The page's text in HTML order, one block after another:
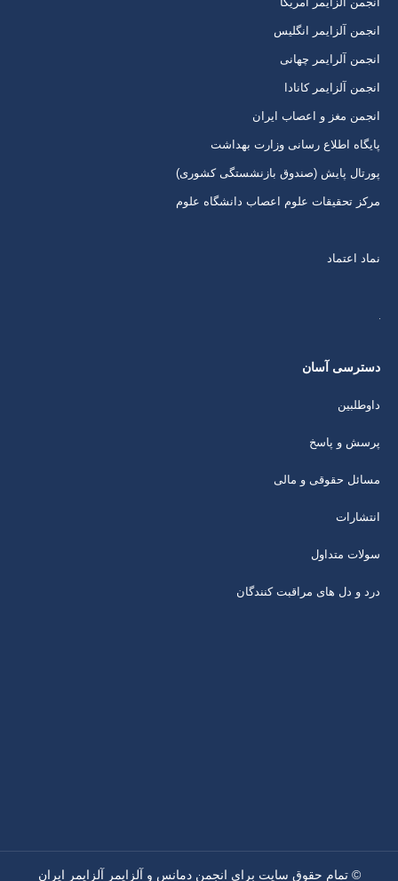
پنجره
جدید
پنجره
جدید
پنجره
جدید
پنجره
جدید
انجمن آلزایمر انگلیس
انجمن آلرایمر چهانی
انجمن آلزایمر کانادا
انجمن مغز و اعصاب ایران
پایگاه اطلاع رسانی وزارت بهداشت
پورتال پایش (صندوق بازنشستگی کشوری)
مرکز تحقیقات علوم اعصاب دانشگاه علوم
نماد اعتماد
دسترسی آسان
داوطلبین
پرسش و پاسخ
مسائل حقوقی و مالی
انتشارات
سولات متداول
درد و دل های مراقبت کنندگان
© تمام حقوق سایت برای انجمن دمانس و آلزایمر آلزایمر ایران